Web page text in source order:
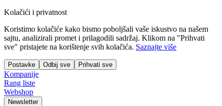
Kolačići i privatnost
Koristimo kolačiće kako bismo poboljšali vaše iskustvo na našem
sajtu, analizirali promet i prilagodili sadržaj. Klikom na "Prihvati
sve" pristajete na korištenje svih kolačića. Saznajte više
Postavke Odbij sve Prihvati sve
Kompanije
Rang liste
Webshop
Newsletter